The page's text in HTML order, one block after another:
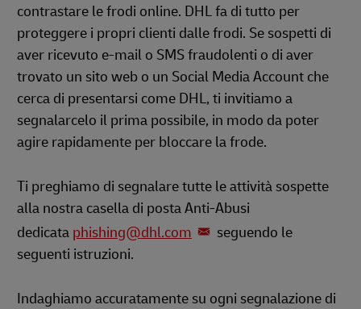
contrastare le frodi online. DHL fa di tutto per
proteggere i propri clienti dalle frodi. Se sospetti di
aver ricevuto e-mail o SMS fraudolenti o di aver
trovato un sito web o un Social Media Account che
cerca di presentarsi come DHL, ti invitiamo a
segnalarcelo il prima possibile, in modo da poter
agire rapidamente per bloccare la frode.
Ti preghiamo di segnalare tutte le attività sospette
alla nostra casella di posta Anti-Abusi
dedicata phishing@dhl.com
seguendo le
seguenti istruzioni.
Indaghiamo accuratamente su ogni segnalazione di